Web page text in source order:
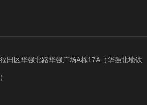
田区华强北路华强广场A栋17A（华强北地铁